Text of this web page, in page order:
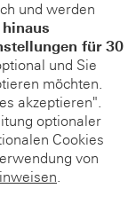
und werden
hinaus
für 30
und Sie
möchten.
akzeptieren".
optionaler
Cookies
von
.